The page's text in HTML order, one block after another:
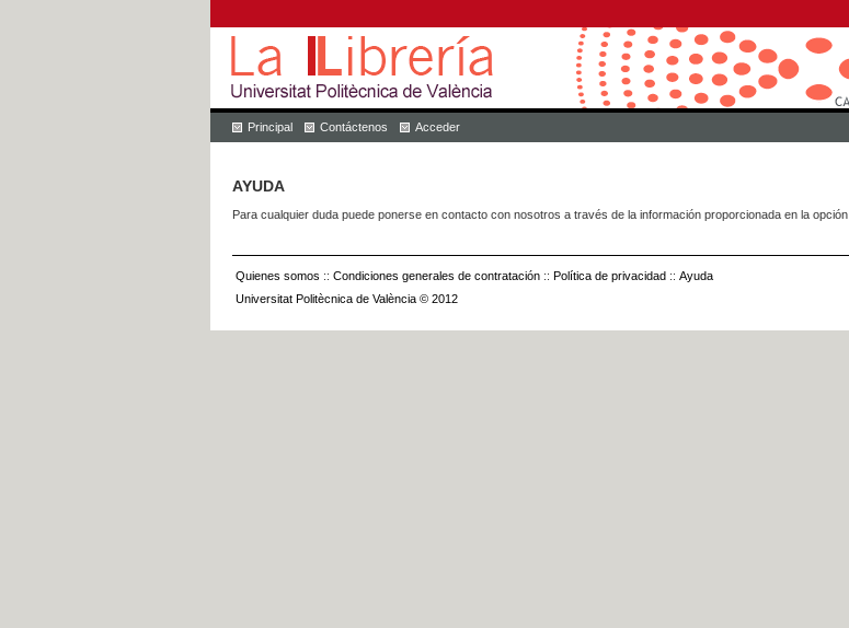
Principal Contáctenos Acceder
AYUDA
Para cualquier duda puede ponerse en contacto con nosotros a través de la información proporcionada en la opción
Quienes somos :: Condiciones generales de contratación :: Política de privacidad :: Ayuda
Universitat Politècnica de València © 2012